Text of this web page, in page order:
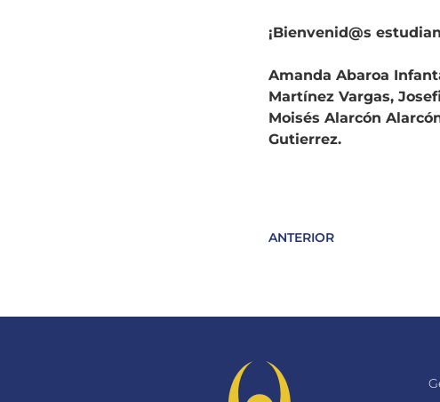
¡Bienvenid@s
Amanda Abaroa
Martínez Vargas,
Moisés Alarcón
Gutierrez.
ANTERIOR